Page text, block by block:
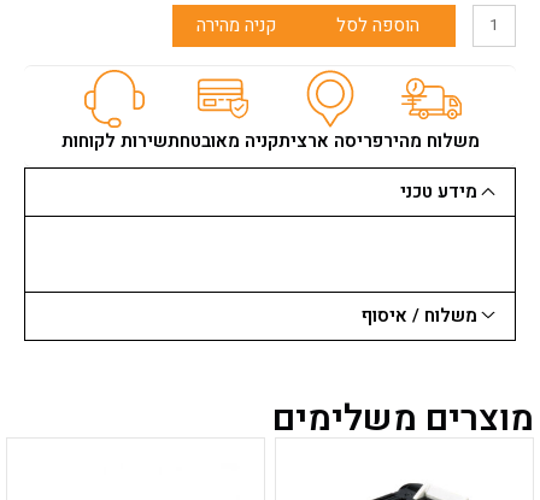
כמות
+מקדח
לאימפקט
הוספה לסל קניה מהירה
משלוח מהירפריסה ארציתקניה מאובטחתשירות לקוחות
מידע טכני
משלוח / איסוף
מוצרים משלימים